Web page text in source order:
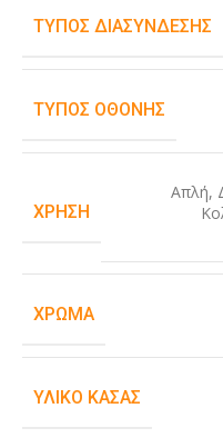
ΤΎΠΟΣ ΔΙΑΣΎΝΔΕΣΗΣ
ΤΎΠΟΣ ΟΘΌΝΗΣ
ΧΡΉΣΗ
Απλή,
ΧΡΏΜΑ
ΥΛΙΚΌ ΚΆΣΑΣ